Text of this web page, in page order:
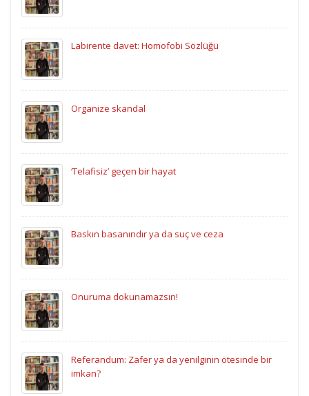
Labirente davet: Homofobi Sözlüğü
Organize skandal
‘Telafisiz’ geçen bir hayat
Baskın basanındır ya da suç ve ceza
Onuruma dokunamazsın!
Referandum: Zafer ya da yenilginin ötesinde bir
imkan?